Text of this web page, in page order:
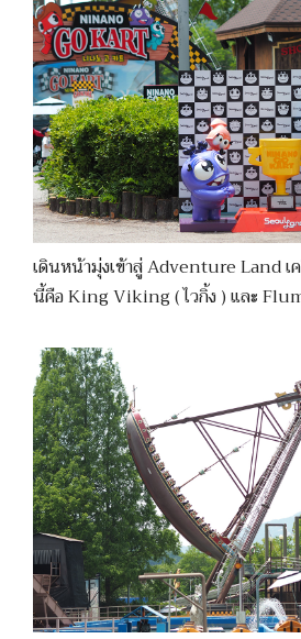
เดินหน้ามุ่งเข้าสู่ Adventure Land เ
นี้คือ King Viking ( ไวกิ้ง ) และ